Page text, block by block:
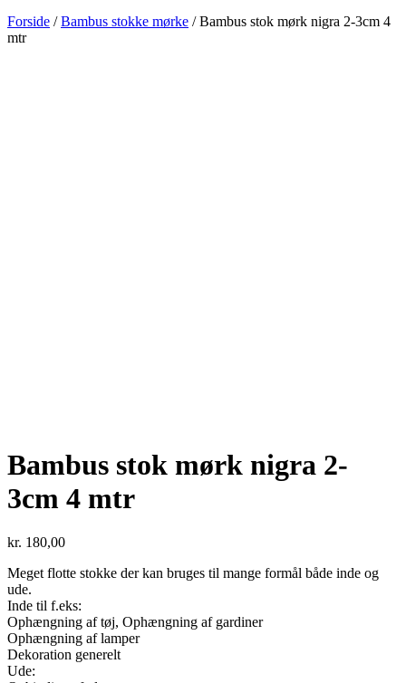
Forside /Bambus stokke mørke / Bambus stok mørk nigra 2-3cm 4
mtr
Bambus stok mørk nigra 2-
3cm 4 mtr
kr. 180,00
Meget flotte stokke der kan bruges til mange formål både inde og
ude.
Inde til f.eks:
Ophængning af tøj, Ophængning af gardiner
Ophængning af lamper
Dekoration generelt
Ude: